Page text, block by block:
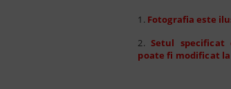
Fotografia este
Setul
poate fi modificat